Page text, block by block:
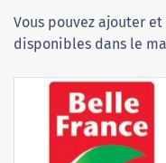
Vous pouvez ajouter
disponibles dans le